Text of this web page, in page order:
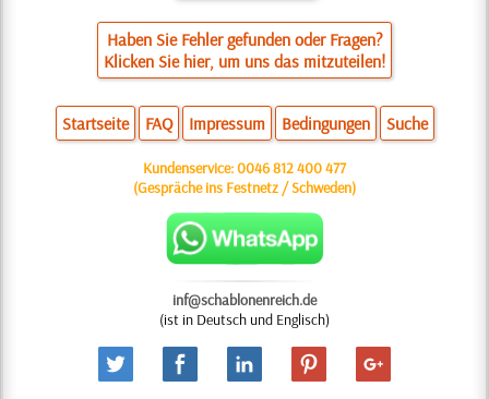
Haben Sie Fehler gefunden oder Fragen?
Klicken Sie hier, um uns das mitzuteilen!
Startseite FAQ Impressum Bedingungen Suche
Kundenservice:0046 812 400 477
(Gespräche ins Festnetz / Schweden)
inf@schablonenreich.de
(ist in Deutsch und Englisch)